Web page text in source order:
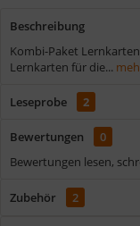
Beschreibung
Kombi-Paket
Lernkarten für die...
Leseprobe 2
Bewertungen
0
Bewertungen lesen,
Zubehör 2